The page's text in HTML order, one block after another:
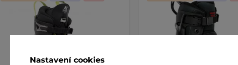
Nastavení cookies